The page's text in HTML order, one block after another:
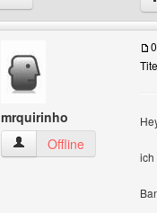
mrquirinho
mrquirinho Benutzer-
Offline
ich